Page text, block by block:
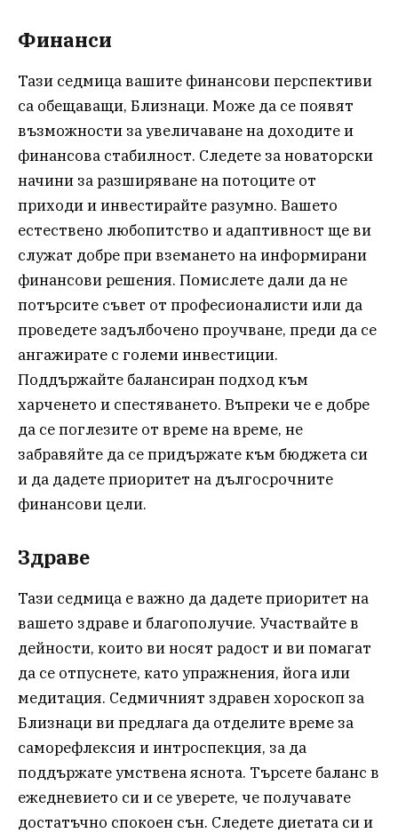
Финанси
Тази седмица вашите финансови перспективи
са обещаващи, Близнаци. Може да се появят
възможности за увеличаване на доходите и
финансова стабилност. Следете за новаторски
начини за разширяване на потоците от
приходи и инвестирайте разумно. Вашето
естествено любопитство и адаптивност ще ви
служат добре при вземането на информирани
финансови решения. Помислете дали да не
потърсите съвет от професионалисти или да
проведете задълбочено проучване, преди да се
ангажирате с големи инвестиции.
Поддържайте балансиран подход към
харченето и спестяването. Въпреки че е добре
да се поглезите от време на време, не
забравяйте да се придържате към бюджета си
и да дадете приоритет на дългосрочните
финансови цели.
Здраве
Тази седмица е важно да дадете приоритет на
вашето здраве и благополучие. Участвайте в
дейности, които ви носят радост и ви помагат
да се отпуснете, като упражнения, йога или
медитация. Седмичният здравен хороскоп за
Близнаци ви предлага да отделите време за
саморефлексия и интроспекция, за да
поддържате умствена яснота. Търсете баланс в
ежедневието си и се уверете, че получавате
достатъчно спокоен сън. Следете диетата си и